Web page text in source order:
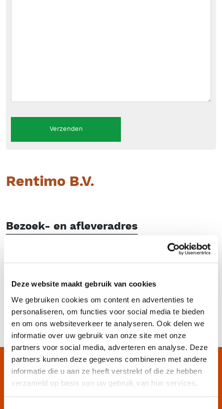
Deze website maakt gebruik van cookies
We gebruiken cookies om content en advertenties te
personaliseren, om functies voor social media te bieden
en om ons websiteverkeer te analyseren. Ook delen we
informatie over uw gebruik van onze site met onze
partners voor social media, adverteren en analyse. Deze
partners kunnen deze gegevens combineren met andere
informatie die u aan ze heeft verstrekt of die ze hebben
verzameld op basis van uw gebruik van hun services.
Verzenden
Rentimo B.V.
Bezoek- en afleveradres
+31 (0) 72 562 53 93
info@rentimo.nl
Direct contact.